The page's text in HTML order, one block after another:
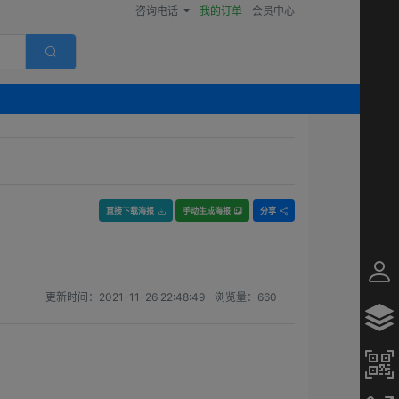
咨询电话 我的订单 会员中心
直接下载海报 手动生成海报 分享
更新时间： 2021-11-26 22:48:49 浏览量： 660